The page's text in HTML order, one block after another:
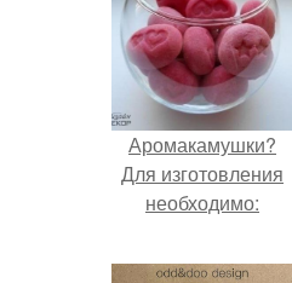
Аромакамушки?
Для изготовления
необходимо: